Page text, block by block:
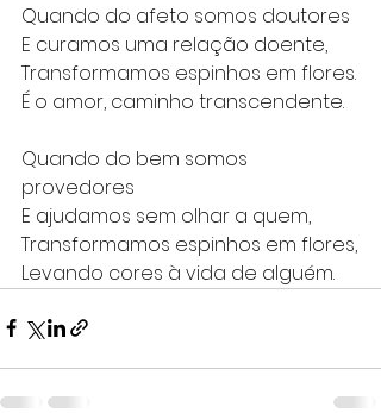
Quando do afeto somos doutores
E curamos uma relação doente,
Transformamos espinhos em flores.
É o amor, caminho transcendente.
Quando do bem somos
provedores
E ajudamos sem olhar a quem,
Transformamos espinhos em flores,
Levando cores à vida de alguém.